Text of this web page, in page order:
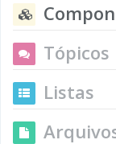
Tópicos
Listas